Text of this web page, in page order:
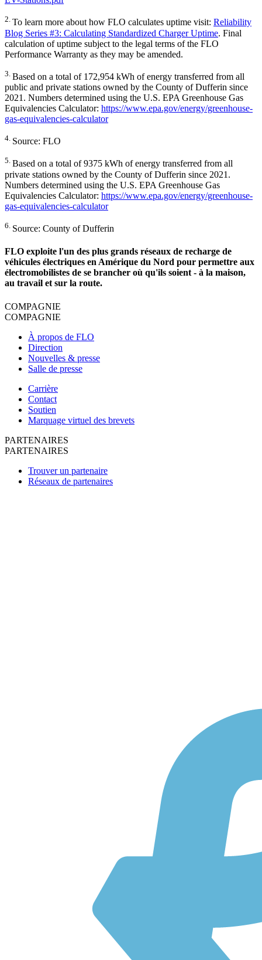
2. To learn more about how FLO calculates uptime visit: Reliability
Blog Series #3: Calculating Standardized Charger Uptime. Final
calculation of uptime subject to the legal terms of the FLO
Performance Warranty as they may be amended.
3. Based on a total of 172,954 kWh of energy transferred from all
public and private stations owned by the County of Dufferin since
2021. Numbers determined using the U.S. EPA Greenhouse Gas
Equivalencies Calculator: https://www.epa.gov/energy/greenhouse-
gas-equivalencies-calculator
4. Source: FLO
5. Based on a total of 9375 kWh of energy transferred from all
private stations owned by the County of Dufferin since 2021.
Numbers determined using the U.S. EPA Greenhouse Gas
Equivalencies Calculator: https://www.epa.gov/energy/greenhouse-
gas-equivalencies-calculator
6. Source: County of Dufferin
FLO exploite l'un des plus grands réseaux de recharge de
véhicules électriques en Amérique du Nord pour permettre aux
électromobilistes de se brancher où qu'ils soient - à la maison,
au travail et sur la route.
COMPAGNIE
COMPAGNIE
À propos de FLO
Direction
Nouvelles & presse
Salle de presse
Carrière
Contact
Soutien
Marquage virtuel des brevets
PARTENAIRES
PARTENAIRES
Trouver un partenaire
Réseaux de partenaires